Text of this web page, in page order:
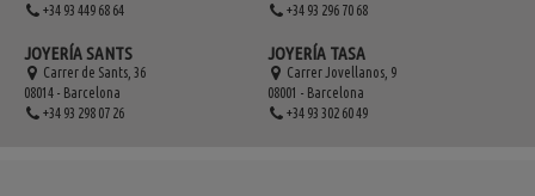
+34 93 449 68 64
JOYERÍA SANTS
Carrer de Sants, 36
08014 - Barcelona
+34 93 298 07 26
+34 93 296 70 68
JOYERÍA TASA
Carrer Jovellanos, 9
08001 - Barcelona
+34 93 302 60 49